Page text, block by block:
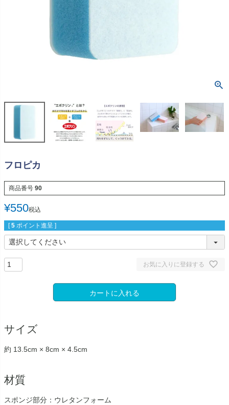
フロピカ
商品番号 90
¥550税込
[ 5 ポイント進呈 ]
お気に入りに登録する
カートに入れる
サイズ
約 13.5cm × 8cm × 4.5cm
材質
スポンジ部分：ウレタンフォーム